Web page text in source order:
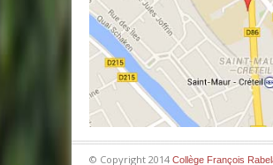
© Copyright 2014 Collège François